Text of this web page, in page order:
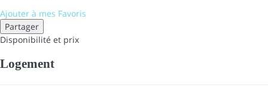
Ajouter à mes Favoris
Partager
Disponibilité et prix
Logement